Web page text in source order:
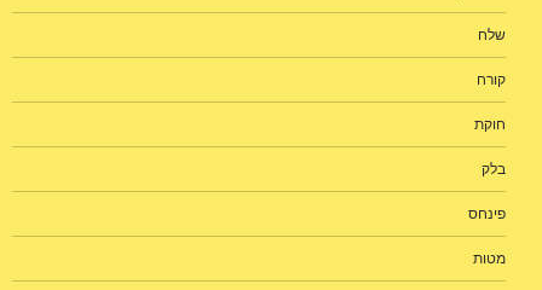
שלח
קורח
חוקת
בלק
פינחס
מטות